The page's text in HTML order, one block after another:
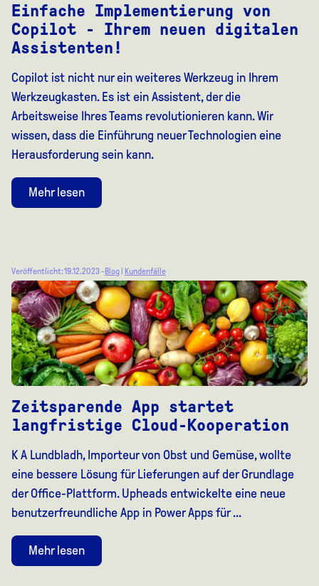
Einfache Implementierung von
Copilot - Ihrem neuen digitalen
Assistenten!
Copilot ist nicht nur ein weiteres Werkzeug in Ihrem
Werkzeugkasten. Es ist ein Assistent, der die
Arbeitsweise Ihres Teams revolutionieren kann. Wir
wissen, dass die Einführung neuer Technologien eine
Herausforderung sein kann.
Mehr lesen
Veröffentlicht: 19.12.2023 -Blog | Kundenfälle
Zeitsparende App startet
langfristige Cloud-Kooperation
K A Lundbladh, Importeur von Obst und Gemüse, wollte
eine bessere Lösung für Lieferungen auf der Grundlage
der Office-Plattform. Upheads entwickelte eine neue
benutzerfreundliche App in Power Apps für ...
Mehr lesen